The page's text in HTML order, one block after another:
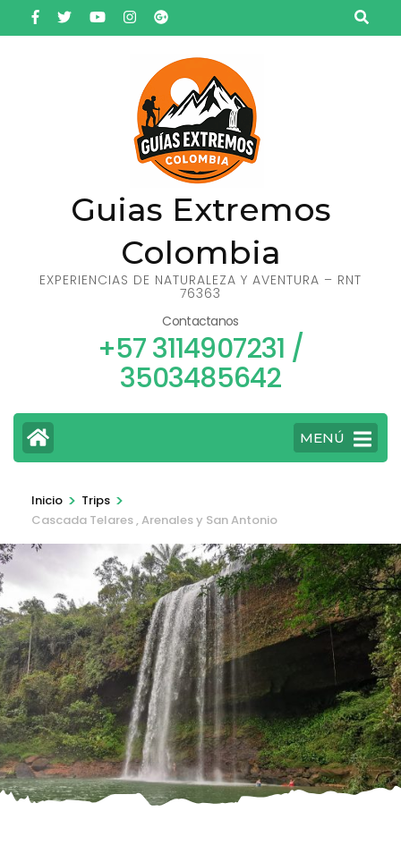
Saltar
al
Guias Extremos
Colombia
EXPERIENCIAS DE NATURALEZA Y AVENTURA – RNT
76363
Contactanos
+57 3114907231 /
3503485642
MENÚ
Inicio > Trips >
Cascada Telares , Arenales y San Antonio